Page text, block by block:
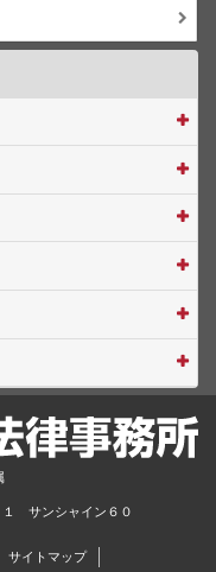
サンシャイン６０
サイトマップ